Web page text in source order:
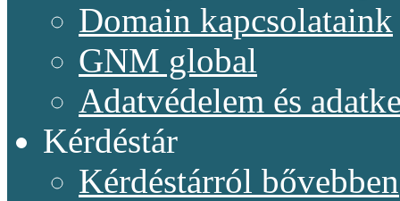
Domain kapcsolataink
GNM global
Adatvédelem és
Kérdéstár
Kérdéstárról bővebben